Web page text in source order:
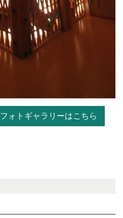
フォトギャラリーはこちら